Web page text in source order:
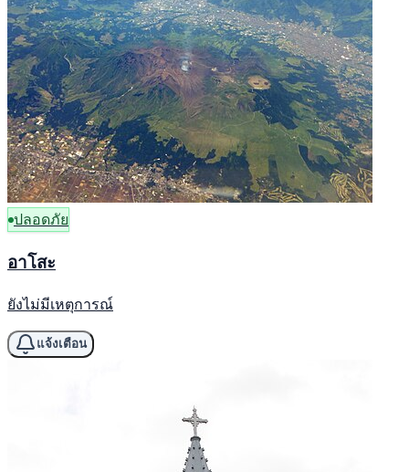
ปลอดภัย
อาโสะ
ยังไม่มีเหตุการณ์
แจ้งเตือน